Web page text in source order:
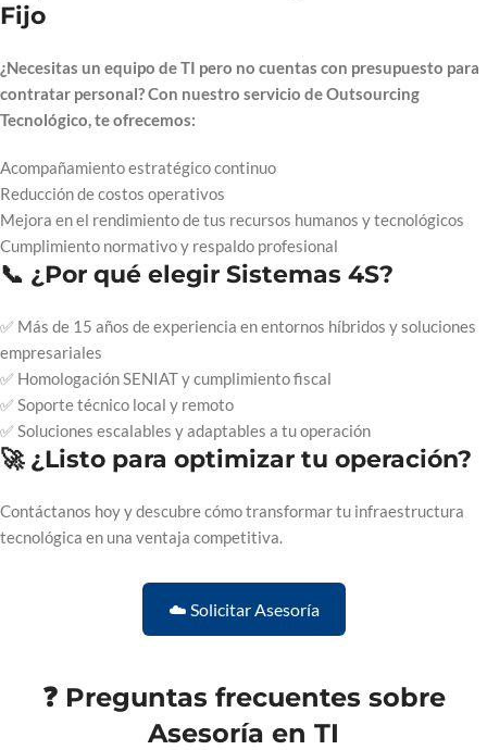
Fijo
¿Necesitas un equipo de TI pero no cuentas con presupuesto para
contratar personal? Con nuestro servicio de Outsourcing
Tecnológico, te ofrecemos:
Acompañamiento estratégico continuo
Reducción de costos operativos
Mejora en el rendimiento de tus recursos humanos y tecnológicos
Cumplimiento normativo y respaldo profesional
📞 ¿Por qué elegir Sistemas 4S?
✅ Más de 15 años de experiencia en entornos híbridos y soluciones
empresariales
✅ Homologación SENIAT y cumplimiento fiscal
✅ Soporte técnico local y remoto
✅ Soluciones escalables y adaptables a tu operación
🚀 ¿Listo para optimizar tu operación?
Contáctanos hoy y descubre cómo transformar tu infraestructura
tecnológica en una ventaja competitiva.
☁️ Solicitar Asesoría
❓ Preguntas frecuentes sobre
Asesoría en TI